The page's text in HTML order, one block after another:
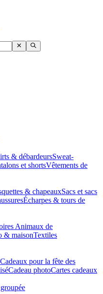
& débardeursSweat-
et shortsVêtements de
& chapeauxSacs et sacs
Écharpes & tours de
Animaux de
& maisonTextiles
Cadeaux pour la fête des
Cadeau photoCartes cadeaux